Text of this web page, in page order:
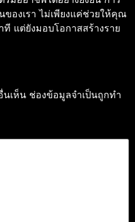
ของเรา ไม่เพียงแค่ช่วยให้คุณ
แต่ยังมอบโอกาสสร้างราย
นเห็น ช่องข้อมูลจำเป็นถูกทำ